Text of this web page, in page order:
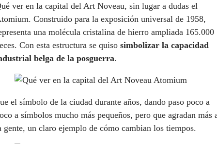
ver en la capital del Art Noveau, sin lugar a dudas el
Construido para la exposición universal de 1958,
una molécula cristalina de hierro ampliada 165.000
Con esta estructura se quiso simbolizar la capacidad
belga de la posguerra.
el símbolo de la ciudad durante años, dando paso poco a
a símbolos mucho más pequeños, pero que agradan más
gente, un claro ejemplo de cómo cambian los tiempos.